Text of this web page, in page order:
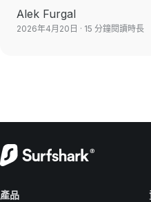
Alek Furgal
2026年4月20日 · 15 分鐘閱讀時長
產品